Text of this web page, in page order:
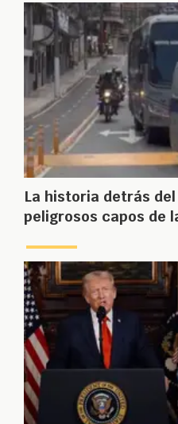
La historia detrás
peligrosos capos de